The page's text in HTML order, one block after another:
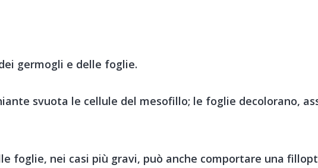
germogli e delle foglie.
svuota le cellule del mesofillo; le foglie decolorano,
foglie, nei casi più gravi, può anche comportare una